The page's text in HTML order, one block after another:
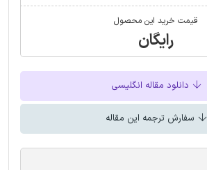
قیمت خرید این محصول
رایگان
دانلود مقاله انگلیسی
سفارش ترجمه این مقاله